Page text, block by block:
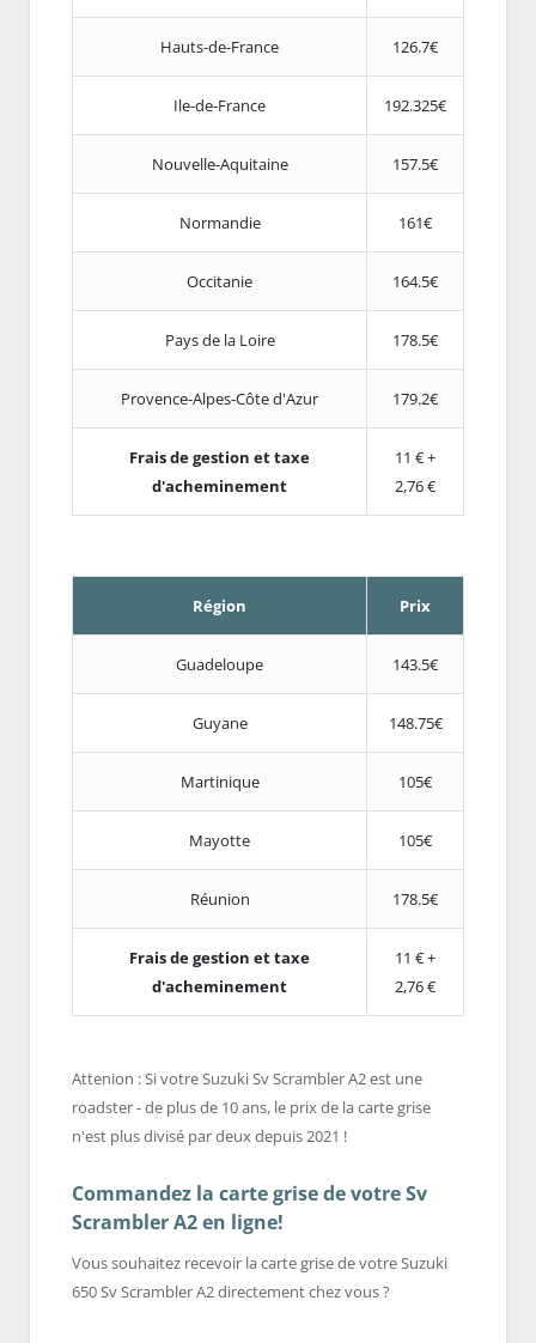
Hauts-de-France 126.7€
Ile-de-France 192.325€
Nouvelle-Aquitaine 157.5€
Normandie 161€
Occitanie 164.5€
Pays de la Loire 178.5€
Provence-Alpes-Côte d'Azur 179.2€
Frais de gestion et taxe
d'acheminement
11 € +
2,76 €
Région Prix
Guadeloupe 143.5€
Guyane 148.75€
Martinique 105€
Mayotte 105€
Réunion 178.5€
Frais de gestion et taxe
d'acheminement
11 € +
2,76 €
Attenion : Si votre Suzuki Sv Scrambler A2 est une
roadster - de plus de 10 ans, le prix de la carte grise
n'est plus divisé par deux depuis 2021 !
Commandez la carte grise de votre Sv
Scrambler A2 en ligne!
Vous souhaitez recevoir la carte grise de votre Suzuki
650 Sv Scrambler A2 directement chez vous ?